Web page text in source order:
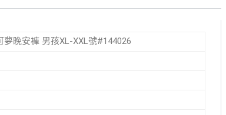
晚安褲 男孩XL-XXL號#144026